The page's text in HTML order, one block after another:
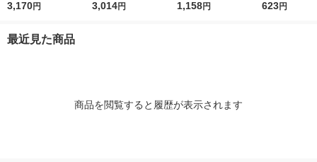
スグリーン 1台
3,170円
ラウンド L-52 230×2.
3,014円 1,158円
541 1個
623円
最近見た商品
商品を閲覧すると履歴が表示されます